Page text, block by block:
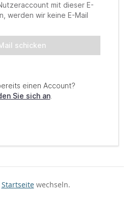
Startseitewechseln.